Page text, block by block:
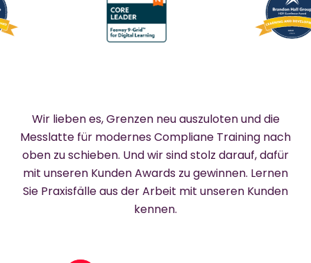
Wir lieben es, Grenzen neu auszuloten und die
Messlatte für modernes Compliane Training nach
oben zu schieben. Und wir sind stolz darauf, dafür
mit unseren Kunden Awards zu gewinnen. Lernen
Sie Praxisfälle aus der Arbeit mit unseren Kunden
kennen.